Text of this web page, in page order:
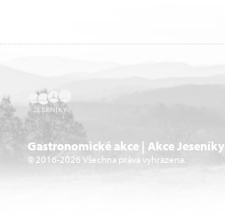
Gastronomické akce | Akce Jeseníky
© 2016-2026 Všechna práva vyhrazena.